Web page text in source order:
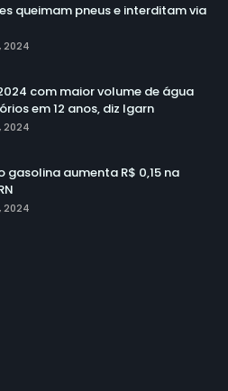
queimam pneus e interditam via
2024
com maior volume de água
em 12 anos, diz Igarn
2024
gasolina aumenta R$ 0,15 na
2024